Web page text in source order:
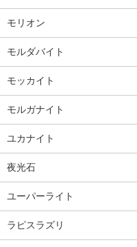
モリオン
モルダバイト
モッカイト
モルガナイト
ユカナイト
夜光石
ユーパーライト
ラピスラズリ